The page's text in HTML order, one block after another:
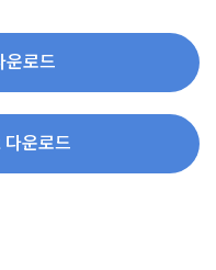
운로드
운로드